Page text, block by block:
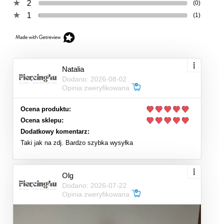
2 (0)
1 (1)
Natalia
Dodano: 2026-08-02
Opinia zweryfikowana
Ocena produktu:
Ocena sklepu:
Dodatkowy komentarz:
Taki jak na zdj. Bardzo szybka wysyłka
Olg
Dodano: 2026-07-22
Opinia zweryfikowana